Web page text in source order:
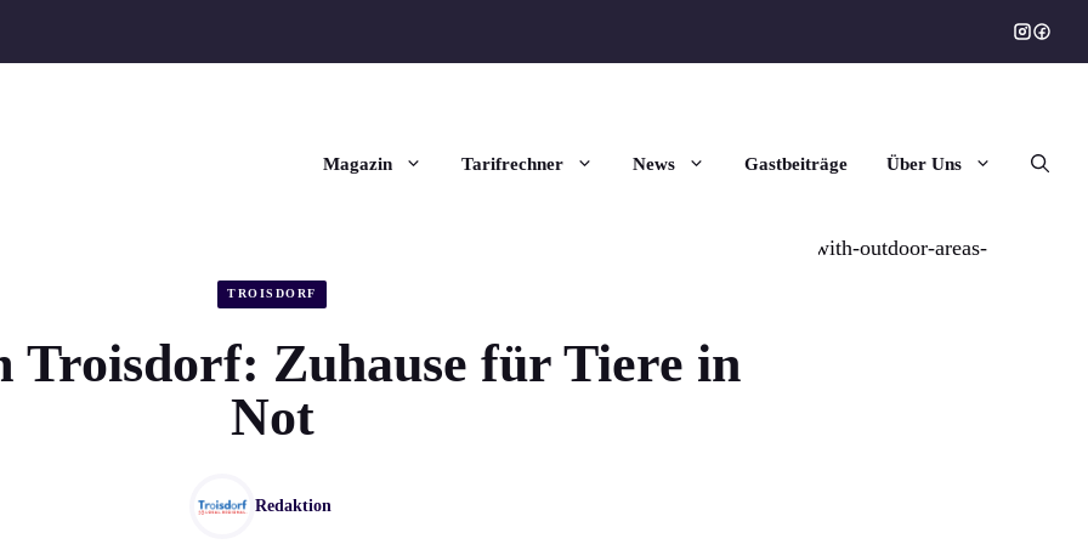
Magazin Tarifrechner News Gastbeiträge Über Uns
TROISDORF
Troisdorf: Zuhause für Tiere in
Not
Redaktion